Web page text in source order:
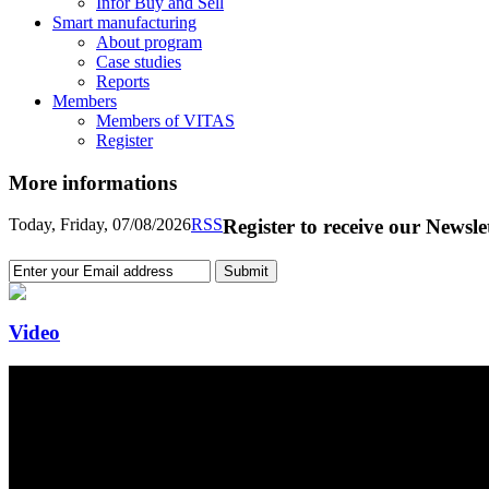
Smart manufacturing
About program
Case studies
Reports
Members
Members of VITAS
Register
More informations
Today, Friday, 07/08/2026RSSRegister to receive our
Video